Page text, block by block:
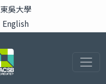
東吳大學
English